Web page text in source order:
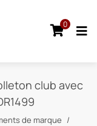
0
club avec
de marque